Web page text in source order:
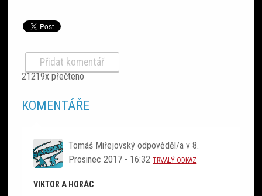
Přidat komentář
21219x přečteno
KOMENTÁŘE
Tomáš Miřejovský odpověděl/a v8.
Prosinec 2017 - 16:32 TRVALÝ ODKAZ
VIKTOR A HORÁC